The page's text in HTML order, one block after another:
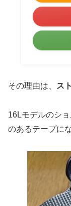
その理由は、 ス
16Lモデルのシ
のあるテープに